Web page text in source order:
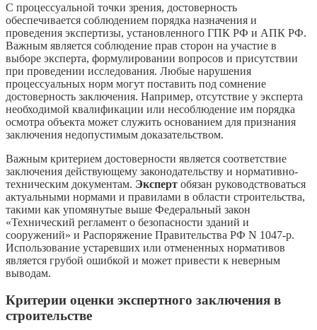
С процессуальной точки зрения, достоверность
обеспечивается соблюдением порядка назначения и
проведения экспертизы, установленного ГПК РФ и АПК РФ.
Важным является соблюдение прав сторон на участие в
выборе эксперта, формулировании вопросов и присутствии
при проведении исследования. Любые нарушения
процессуальных норм могут поставить под сомнение
достоверность заключения. Например, отсутствие у эксперта
необходимой квалификации или несоблюдение им порядка
осмотра объекта может служить основанием для признания
заключения недопустимым доказательством.
Важным критерием достоверности является соответствие
заключения действующему законодательству и нормативно-
техническим документам. Эксперт обязан руководствоваться
актуальными нормами и правилами в области строительства,
такими как упомянутые выше Федеральный закон
«Технический регламент о безопасности зданий и
сооружений» и Распоряжение Правительства РФ N 1047-р.
Использование устаревших или отмененных нормативов
является грубой ошибкой и может привести к неверным
выводам.
Критерии оценки экспертного заключения в
строительстве